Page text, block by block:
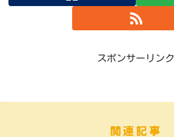
スポンサーリンク
関連記事